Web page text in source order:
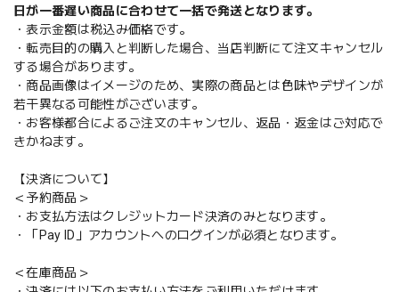
日が一番遅い商品に合わせて一括で発送となります。
・表示金額は税込み価格です。
・転売目的の購入と判断した場合、当店判断にて注文キャンセル
する場合があります。
・商品画像はイメージのため、実際の商品とは色味やデザインが
若干異なる可能性がございます。
・お客様都合によるご注文のキャンセル、返品・返金はご対応で
きかねます。
【決済について】
＜予約商品＞
・お支払方法はクレジットカード決済のみとなります。
・「Pay ID」アカウントへのログインが必須となります。
＜在庫商品＞